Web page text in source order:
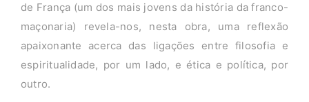
de França (um dos mais jovens da história da franco-
maçonaria) revela-nos, nesta obra, uma reflexão
apaixonante acerca das ligações entre filosofia e
espiritualidade, por um lado, e ética e política, por
outro.